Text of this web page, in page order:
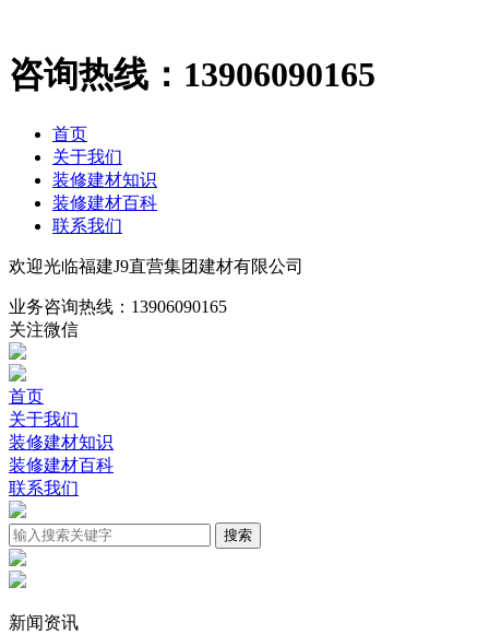
咨询热线： 13906090165
首页
关于我们
装修建材知识
装修建材百科
联系我们
欢迎光临福建J9直营集团建材有限公司
业务咨询热线： 13906090165
关注微信
首页
关于我们
装修建材知识
装修建材百科
联系我们
新闻资讯